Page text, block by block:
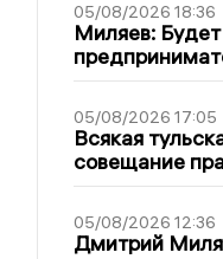
05/08/2026 18:36
Миляев:
05/08/2026 17:05
Всякая
совещание
05/08/2026 12:36
Дмитрий